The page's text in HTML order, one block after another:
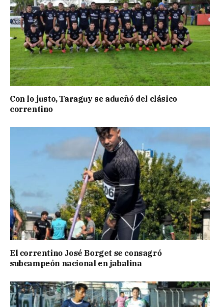
Con lo justo, Taraguy se adueñó del clásico
correntino
El correntino José Borget se consagró
subcampeón nacional en jabalina